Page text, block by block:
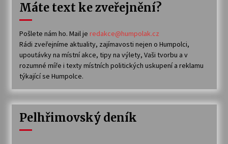
Máte text ke zveřejnění?
Pošlete nám ho. Mail je redakce@humpolak.cz
Rádi zveřejníme aktuality, zajímavosti nejen o Humpolci,
upoutávky na místní akce, tipy na výlety, Vaši tvorbu a v
rozumné míře i texty místních politických uskupení a reklamu
týkající se Humpolce.
Pelhřimovský deník